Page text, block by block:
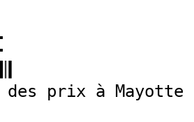
prix à Mayotte